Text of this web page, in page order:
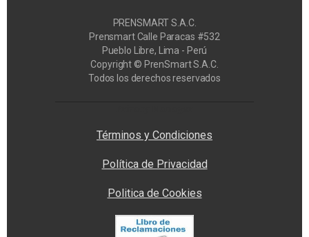
PRENSMART S.A.C.
Prensmart Calle Paracas #532
Pueblo Libre, Lima - Perú
Copyright © PrenSmart S.A.C.
Todos los derechos reservados
Términos y Condiciones
Política de Privacidad
Politica de Cookies